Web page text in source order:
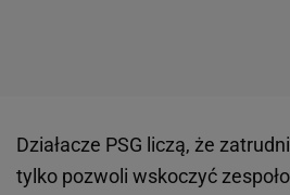
Działacze PSG liczą, że
tylko pozwoli wskoczyć